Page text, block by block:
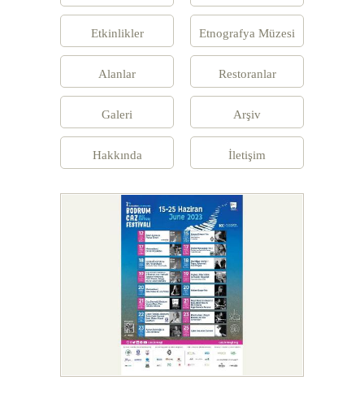
Etkinlikler Etnografya Müzesi
Alanlar Restoranlar
Galeri Arşiv
Hakkında İletişim